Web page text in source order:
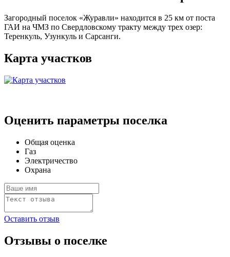
Загородный поселок «Журавли» находится в 25 км от поста
ГАИ на ЧМЗ по Свердловскому тракту между трех озер:
Теренкуль, Узункуль и Сарсанги.
Карта участков
Оценить параметры поселка
Общая оценка
Газ
Электричество
Охрана
Оставить отзыв
Отзывы о поселке